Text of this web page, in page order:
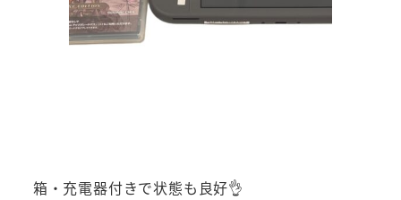
箱・充電器付きで状態も良好👌